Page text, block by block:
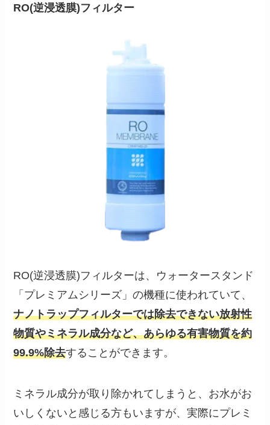
RO(逆浸透膜)フィルター
RO(逆浸透膜)フィルターは、ウォータースタンド
「プレミアムシリーズ」の機種に使われていて、
ナノトラップフィルターでは除去できない放射性
物質やミネラル成分など、あらゆる有害物質を約
99.9%除去することができます。
ミネラル成分が取り除かれてしまうと、お水がお
いしくないと感じる方もいますが、実際にプレミ